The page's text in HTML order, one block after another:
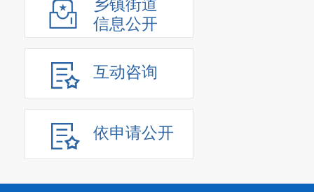
乡镇街道
信息公开
互动咨询
依申请公开